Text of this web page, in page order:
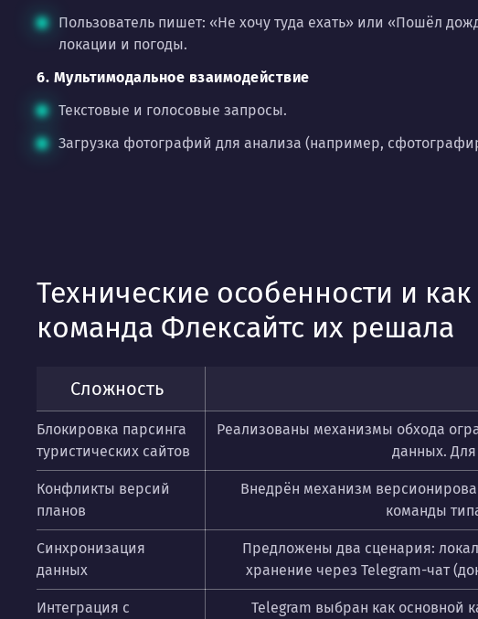
Пользователь пишет: «Не хочу туда ехать» или «Пошёл
локации и погоды.
6. Мультимодальное взаимодействие
Текстовые и голосовые запросы.
Загрузка фотографий для анализа (например,
Технические особенности и как
команда Флексайтс их решала
Сложность
Блокировка парсинга
туристических сайтов
Реализованы механизмы обхода
данных.
Конфликты версий
планов
Внедрён механизм
команды
Синхронизация
данных
Предложены два сценария:
хранение через Telegram-чат
Интеграция с
Telegram выбран как основной